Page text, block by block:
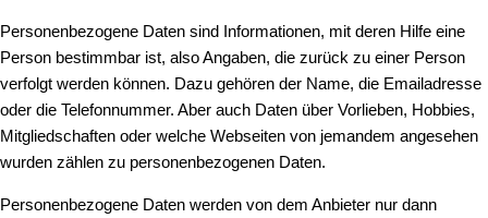
Personenbezogene Daten sind Informationen, mit deren Hilfe eine
Person bestimmbar ist, also Angaben, die zurück zu einer Person
verfolgt werden können. Dazu gehören der Name, die Emailadresse
oder die Telefonnummer. Aber auch Daten über Vorlieben, Hobbies,
Mitgliedschaften oder welche Webseiten von jemandem angesehen
wurden zählen zu personenbezogenen Daten.
Personenbezogene Daten werden von dem Anbieter nur dann